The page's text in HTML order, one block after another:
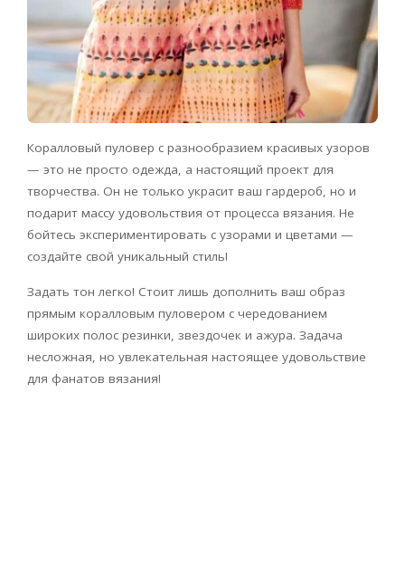
Коралловый пуловер с разнообразием красивых узоров
— это не просто одежда, а настоящий проект для
творчества. Он не только украсит ваш гардероб, но и
подарит массу удовольствия от процесса вязания. Не
бойтесь экспериментировать с узорами и цветами —
создайте свой уникальный стиль!
Задать тон легко! Стоит лишь дополнить ваш образ
прямым коралловым пуловером с чередованием
широких полос резинки, звездочек и ажура. Задача
несложная, но увлекательная настоящее удовольствие
для фанатов вязания!